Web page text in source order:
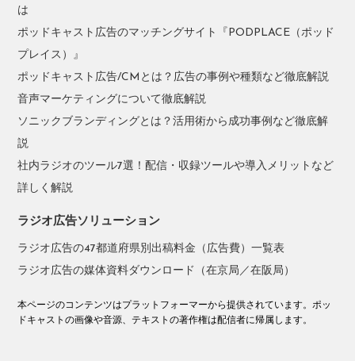
は
ポッドキャスト広告のマッチングサイト『PODPLACE（ポッド
プレイス）』
ポッドキャスト広告/CMとは？広告の事例や種類など徹底解説
音声マーケティングについて徹底解説
ソニックブランディングとは？活用術から成功事例など徹底解
説
社内ラジオのツール7選！配信・収録ツールや導入メリットなど
詳しく解説
ラジオ広告ソリューション
ラジオ広告の47都道府県別出稿料金（広告費）一覧表
ラジオ広告の媒体資料ダウンロード（在京局／在阪局）
本ページのコンテンツはプラットフォーマーから提供されています。ポッ
ドキャストの画像や音源、テキストの著作権は配信者に帰属します。